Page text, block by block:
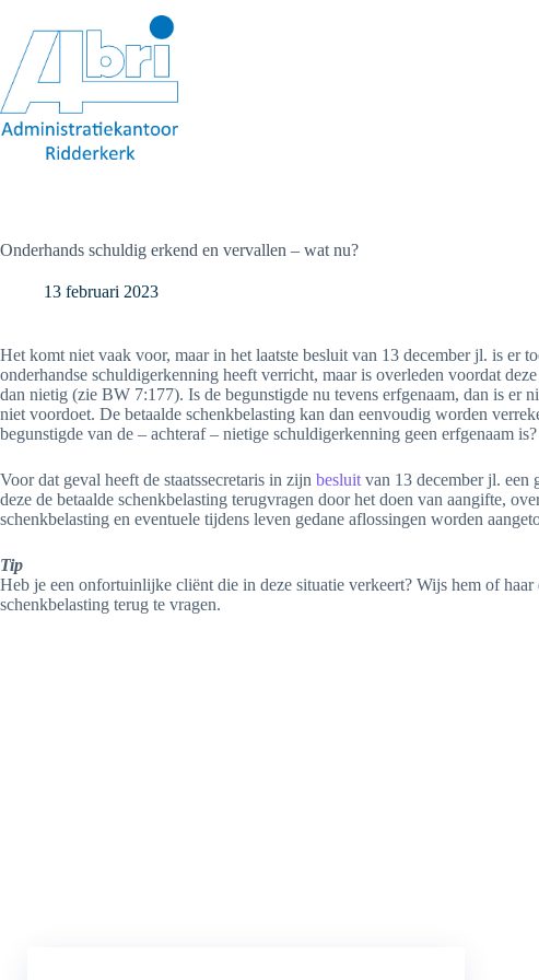
inhoud
Onderhands schuldig erkend en vervallen – wat nu?
13 februari 2023
Het komt niet vaak voor, maar in het laatste besluit van 13 december jl. is er
onderhandse schuldigerkenning heeft verricht, maar is overleden voordat
dan nietig (zie BW 7:177). Is de begunstigde nu tevens erfgenaam, dan is er
niet voordoet. De betaalde schenkbelasting kan dan eenvoudig worden
begunstigde van de – achteraf – nietige schuldigerkenning geen erfgenaam is?
Voor dat geval heeft de staatssecretaris in zijn besluit van 13 december jl. een
deze de betaalde schenkbelasting terugvragen door het doen van aangifte,
schenkbelasting en eventuele tijdens leven gedane aflossingen worden
Tip
Heb je een onfortuinlijke cliënt die in deze situatie verkeert? Wijs hem of
schenkbelasting terug te vragen.